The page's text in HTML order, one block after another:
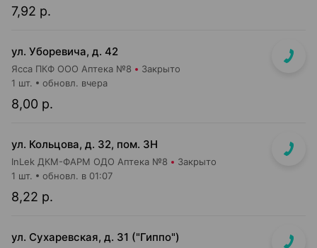
7,92 р.
ул. Уборевича, д. 42
Ясса ПКФ ООО Аптека №8 Закрыто
8,00 р.
1 шт. обновл. вчера
ул. Кольцова, д. 32, пом. 3Н
InLek ДКМ-ФАРМ ОДО Аптека №8 Закрыто
8,22 р.
1 шт. обновл. в 01:07
ул. Сухаревская, д. 31 ("Гиппо")